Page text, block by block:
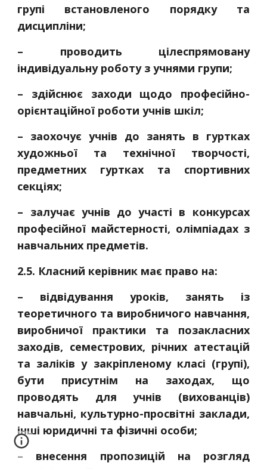
групі встановленого порядку та
дисципліни;
– проводить цілеспрямовану
індивідуальну роботу з учнями групи;
– здійснює заходи щодо професійно-
орієнтаційної роботи учнів шкіл;
– заохочує учнів до занять в гуртках
художньої та технічної творчості,
предметних гуртках та спортивних
секціях;
– залучає учнів до участі в конкурсах
професійної майстерності, олімпіадах з
навчальних предметів.
2.5. Класний керівник має право на:
– відвідування уроків, занять із
теоретичного та виробничого навчання,
виробничої практики та позакласних
заходів, семестрових, річних атестацій
та заліків у закріпленому класі (групі),
бути присутнім на заходах, що
проводять для учнів (вихованців)
навчальні, культурно-просвітні заклади,
інші юридичні та фізичні особи;
– внесення пропозицій на розгляд